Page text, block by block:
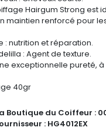
Hairgum Strong est
maintien renforcé pour
: nutrition et réparation.
: Agent de texture.
exceptionnelle pureté,
40gr
Boutique du Coiffeur :
: HG4012EX